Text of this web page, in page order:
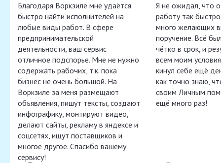
Благодаря Воркзиле мне удаётся
быстро найти исполнителей на
любые виды работ. В сфере
предпринимательской
деятельности, ваш сервис
отличное подспорье. Мне не нужно
содержать рабочих, т.к. пока
бизнес не очень большой. На
Воркзиле за меня размещают
объявления, пишут тексты, создают
инфографику, монтируют видео,
делают сайты, рекламу в яндексе и
соцсетях, ищут поставщиков и
многое другое. Спасибо вашему
сервису!
Я не ожидал, что
работу так
много желающих
поручение. Всё
чётко в срок, и
всем моим
кинул себе ещё
как точно знаю,
своим Личным
ещё много раз!